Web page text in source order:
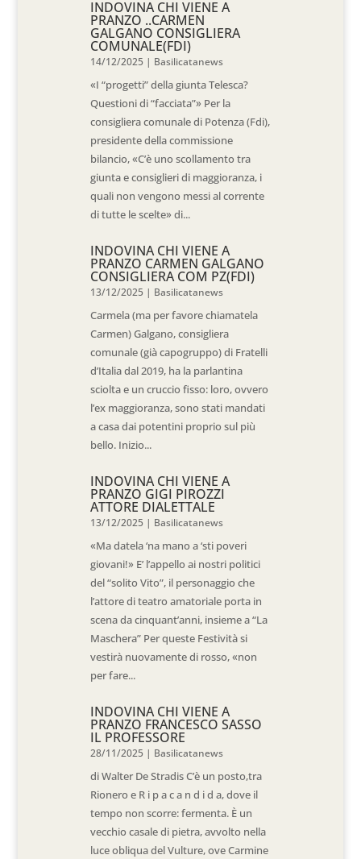
INDOVINA CHI VIENE A
PRANZO ..CARMEN
GALGANO CONSIGLIERA
COMUNALE(FDI)
14/12/2025 | Basilicatanews
«I “progetti” della giunta Telesca?
Questioni di “facciata”» Per la
consigliera comunale di Potenza (Fdi),
presidente della commissione
bilancio, «C’è uno scollamento tra
giunta e consiglieri di maggioranza, i
quali non vengono messi al corrente
di tutte le scelte» di...
INDOVINA CHI VIENE A
PRANZO CARMEN GALGANO
CONSIGLIERA COM PZ(FDI)
13/12/2025 | Basilicatanews
Carmela (ma per favore chiamatela
Carmen) Galgano, consigliera
comunale (già capogruppo) di Fratelli
d’Italia dal 2019, ha la parlantina
sciolta e un cruccio fisso: loro, ovvero
l’ex maggioranza, sono stati mandati
a casa dai potentini proprio sul più
bello. Inizio...
INDOVINA CHI VIENE A
PRANZO GIGI PIROZZI
ATTORE DIALETTALE
13/12/2025 | Basilicatanews
«Ma datela ‘na mano a ‘sti poveri
giovani!» E’ l’appello ai nostri politici
del “solito Vito”, il personaggio che
l’attore di teatro amatoriale porta in
scena da cinquant’anni, insieme a “La
Maschera” Per queste Festività si
vestirà nuovamente di rosso, «non
per fare...
INDOVINA CHI VIENE A
PRANZO FRANCESCO SASSO
IL PROFESSORE
28/11/2025 | Basilicatanews
di Walter De Stradis C’è un posto,tra
Rionero e R i p a c a n d i d a, dove il
tempo non scorre: fermenta. È un
vecchio casale di pietra, avvolto nella
luce obliqua del Vulture, ove Carmine